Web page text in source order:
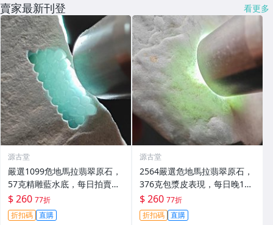
賣家最新刊登 看更多
源古堂
嚴選1099危地馬拉翡翠原石，
57克精雕藍水底，每日拍賣晚
11截拍，實物拍賣成交。危地
馬拉 翡翠 原石
$ 260 77折
折扣碼 直購
源古堂
2564嚴選危地馬拉翡翠原石，
376克包漿皮表現，每日晚11
點截拍，真實拍賣，誠意推
薦！危地馬拉 翡翠 原石
$ 260 77折
折扣碼 直購